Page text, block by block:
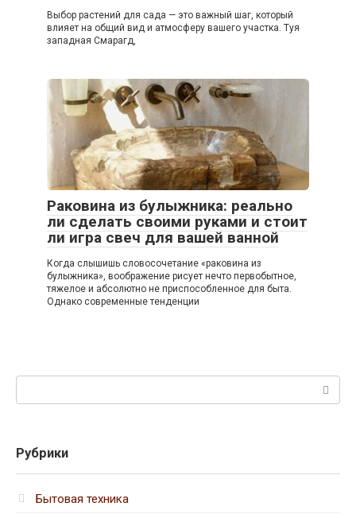
Выбор растений для сада — это важный шаг, который
влияет на общий вид и атмосферу вашего участка. Туя
западная Смарагд,
Раковина из булыжника: реально
ли сделать своими руками и стоит
ли игра свеч для вашей ванной
Когда слышишь словосочетание «раковина из
булыжника», воображение рисует нечто первобытное,
тяжелое и абсолютно не приспособленное для быта.
Однако современные тенденции
Рубрики
Бытовая техника